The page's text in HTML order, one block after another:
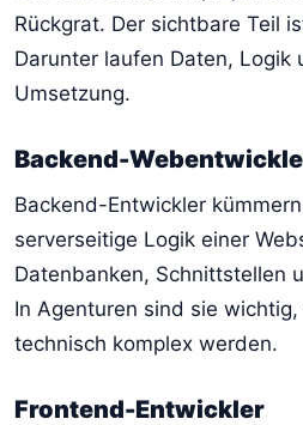
Rückgrat. Der sichtbare Teil
Darunter laufen Daten, Logik
Umsetzung.
Backend-
Backend-Entwickler
serverseitige Logik einer
Datenbanken, Schnittstellen
In Agenturen sind sie
technisch komplex werden.
Frontend-Entwickler